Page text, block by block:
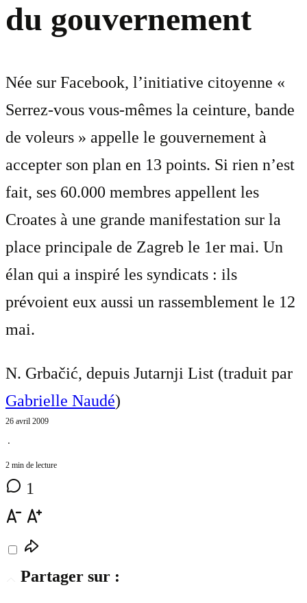
du gouvernement
Née sur Facebook, l’initiative citoyenne «
Serrez-vous vous-mêmes la ceinture, bande
de voleurs » appelle le gouvernement à
accepter son plan en 13 points. Si rien n’est
fait, ses 60.000 membres appellent les
Croates à une grande manifestation sur la
place principale de Zagreb le 1er mai. Un
élan qui a inspiré les syndicats : ils
prévoient eux aussi un rassemblement le 12
mai.
N. Grbačić, depuis Jutarnji List (traduit par
Gabrielle Naudé)
26 avril 2009
⋅
2 min de lecture
1
Partager sur :